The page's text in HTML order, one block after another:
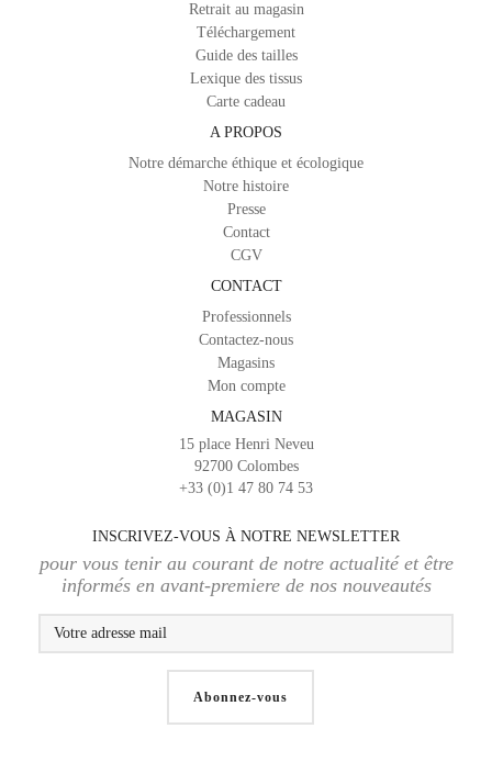
Retrait au magasin
Téléchargement
Guide des tailles
Lexique des tissus
Carte cadeau
A PROPOS
Notre démarche éthique et écologique
Notre histoire
Presse
Contact
CGV
CONTACT
Professionnels
Contactez-nous
Magasins
Mon compte
MAGASIN
15 place Henri Neveu
92700 Colombes
+33 (0)1 47 80 74 53
INSCRIVEZ-VOUS À NOTRE NEWSLETTER
pour vous tenir au courant de notre actualité et être
informés en avant-premiere de nos nouveautés